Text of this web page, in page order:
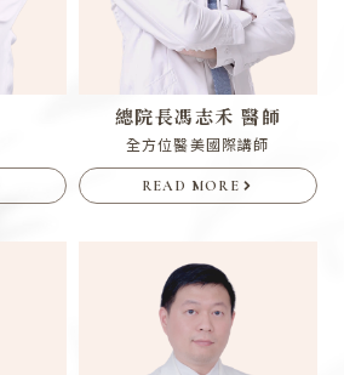
總院長馮志禾 醫師
全方位醫美國際講師
READ MORE